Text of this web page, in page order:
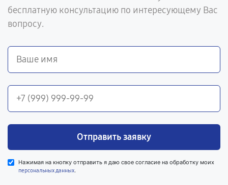
бесплатную консультацию по интересующему Вас
вопросу.
Отправить заявку
Нажимая на кнопку отправить я даю свое согласие на обработку моих
персональных данных.